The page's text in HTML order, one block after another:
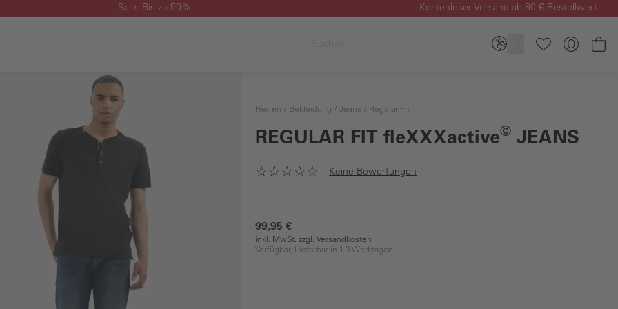
Sale: Bis zu 50% Kostenloser Versand ab 80 € Bestellwert
Herren Bekleidung Jeans Regular Fit
REGULAR FIT fleXXXactive© JEANS
Keine Bewertungen
99,95 €
inkl. MwSt. zzgl. Versandkosten
Verfügbar, Lieferbar in 1-3 Werktagen